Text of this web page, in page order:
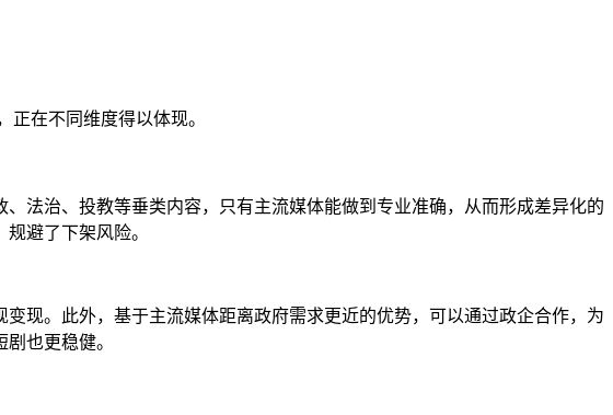
正在不同维度得以体现。
法治、投教等垂类内容，只有主流媒体能做到专业准确，从而形成差异化的
规避了下架风险。
现。此外，基于主流媒体距离政府需求更近的优势，可以通过政企合作， 为
剧也更稳健。